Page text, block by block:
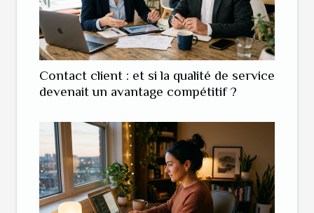
Contact client : et si la qualité de service
devenait un avantage compétitif ?